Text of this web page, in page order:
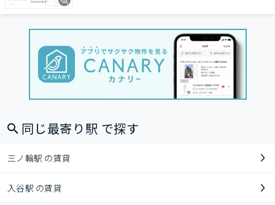
同じ最寄り駅 で探す
三ノ輪駅 の賃貸
入谷駅 の賃貸